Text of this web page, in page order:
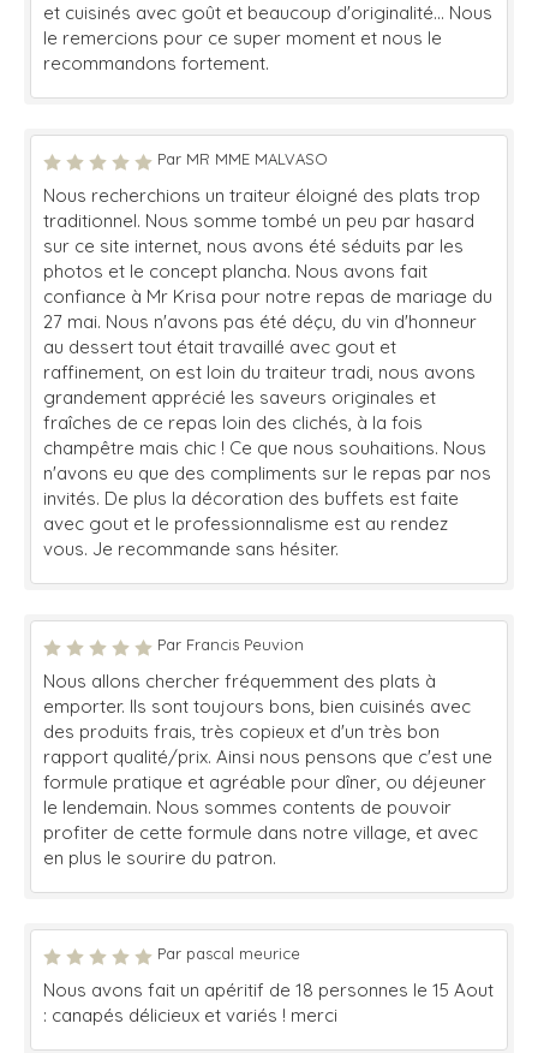
et cuisinés avec goût et beaucoup d'originalité... Nous
le remercions pour ce super moment et nous le
recommandons fortement.
Par MR MME MALVASO
Nous recherchions un traiteur éloigné des plats trop
traditionnel. Nous somme tombé un peu par hasard
sur ce site internet, nous avons été séduits par les
photos et le concept plancha. Nous avons fait
confiance à Mr Krisa pour notre repas de mariage du
27 mai. Nous n'avons pas été déçu, du vin d'honneur
au dessert tout était travaillé avec gout et
raffinement, on est loin du traiteur tradi, nous avons
grandement apprécié les saveurs originales et
fraîches de ce repas loin des clichés, à la fois
champêtre mais chic ! Ce que nous souhaitions. Nous
n'avons eu que des compliments sur le repas par nos
invités. De plus la décoration des buffets est faite
avec gout et le professionnalisme est au rendez
vous. Je recommande sans hésiter.
Par Francis Peuvion
Nous allons chercher fréquemment des plats à
emporter. Ils sont toujours bons, bien cuisinés avec
des produits frais, très copieux et d'un très bon
rapport qualité/prix. Ainsi nous pensons que c'est une
formule pratique et agréable pour dîner, ou déjeuner
le lendemain. Nous sommes contents de pouvoir
profiter de cette formule dans notre village, et avec
en plus le sourire du patron.
Par pascal meurice
Nous avons fait un apéritif de 18 personnes le 15 Aout
: canapés délicieux et variés ! merci